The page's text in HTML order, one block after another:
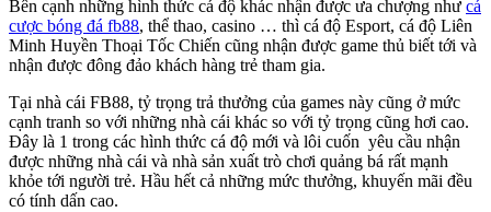
Bên cạnh những hình thức cá độ khác nhận được ưa chượng như cá
cược bóng đá fb88, thể thao, casino … thì cá độ Esport, cá độ Liên
Minh Huyền Thoại Tốc Chiến cũng nhận được game thủ biết tới và
nhận được đông đảo khách hàng trẻ tham gia.
Tại nhà cái FB88, tỷ trọng trả thưởng của games này cũng ở mức
cạnh tranh so với những nhà cái khác so với tỷ trọng cũng hơi cao.
Đây là 1 trong các hình thức cá độ mới và lôi cuốn yêu cầu nhận
được những nhà cái và nhà sản xuất trò chơi quảng bá rất mạnh
khỏe tới người trẻ. Hầu hết cả những mức thưởng, khuyến mãi đều
có tính dấn cao.